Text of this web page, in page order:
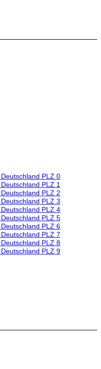
PLZ 0
PLZ 1
PLZ 2
PLZ 3
PLZ 4
PLZ 5
PLZ 6
PLZ 7
PLZ 8
PLZ 9